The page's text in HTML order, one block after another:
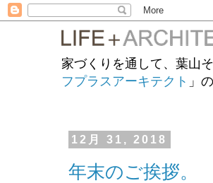
家づくりを通して、葉山
フプラスアーキテクト 」
12月 31, 2018
年末のご挨拶。